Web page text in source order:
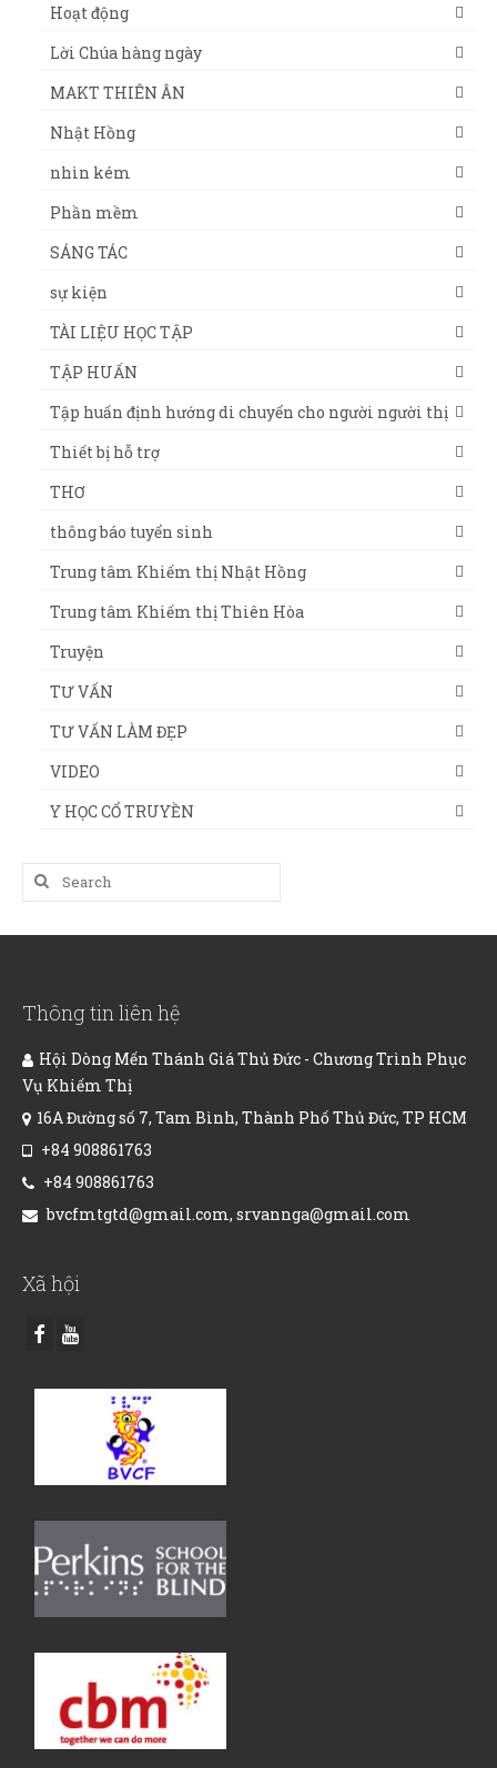
Hoạt động
Lời Chúa hàng ngày
MAKT THIÊN ÂN
Nhật Hồng
nhìn kém
Phần mềm
SÁNG TÁC
sự kiện
TÀI LIỆU HỌC TẬP
TẬP HUẤN
Tập huấn định hướng di chuyển cho người người thị
Thiết bị hỗ trợ
THƠ
thông báo tuyển sinh
Trung tâm Khiếm thị Nhật Hồng
Trung tâm Khiếm thị Thiên Hòa
Truyện
TƯ VẤN
TƯ VẤN LÀM ĐẸP
VIDEO
Y HỌC CỔ TRUYỀN
Search
for:
Thông tin liên hệ
Hội Dòng Mến Thánh Giá Thủ Đức - Chương Trình Phục
Vụ Khiếm Thị
16A Đường số 7, Tam Bình, Thành Phố Thủ Đức, TP HCM
+84 908861763
+84 908861763
bvcfmtgtd@gmail.com, srvannga@gmail.com
Xã hội